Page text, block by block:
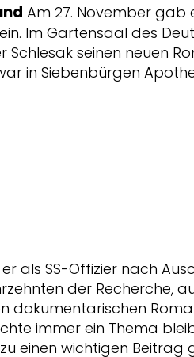
Am 27. November gab
Im Gartensaal des
seinen neuen
in Siebenbürgen
als SS-Offizier nach
der Recherche,
dokumentarischen
immer ein Thema
einen wichtigen Beitrag